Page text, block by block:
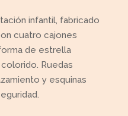
infantil, fabricado
cuatro cajones
de estrella
Ruedas
y esquinas